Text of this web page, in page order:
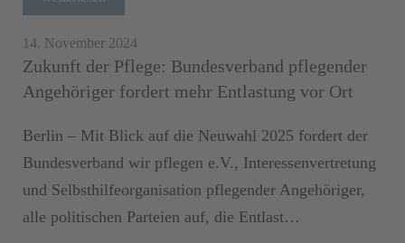
14. November 2024
Zukunft der Pflege: Bundesverband pflegender
Angehöriger fordert mehr Entlastung vor Ort
Berlin – Mit Blick auf die Neuwahl 2025 fordert der
Bundesverband wir pflegen e.V., Interessenvertretung
und Selbsthilfeorganisation pflegender Angehöriger,
alle politischen Parteien auf, die Entlast…